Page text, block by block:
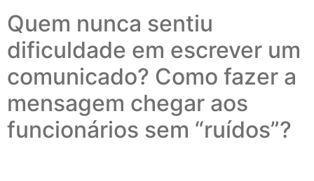
Quem nunca sentiu
dificuldade em escrever um
comunicado? Como fazer a
mensagem chegar aos
funcionários sem “ruídos”?